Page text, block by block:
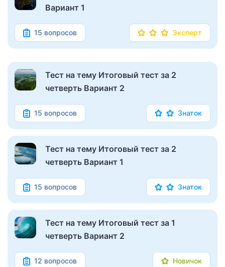
Вариант 1
15 вопросов Эксперт
Тест на тему Итоговый тест за 2
четверть Вариант 2
15 вопросов Знаток
Тест на тему Итоговый тест за 2
четверть Вариант 1
15 вопросов Знаток
Тест на тему Итоговый тест за 1
четверть Вариант 2
12 вопросов Новичок